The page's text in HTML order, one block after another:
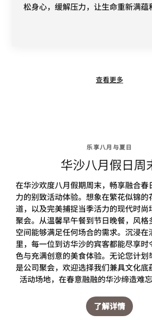
松身心，缓解压力，让生命重新满蕴
查看更多
乐享八月与夏日
华沙八月假日周
在华沙欢度八月假期周末，畅享融合春
力的别致活动体验。想象在繁花似锦的
道，以及完美捕捉当季活力的现代时尚
聚会。从温馨早午餐到节日晚餐，风格
空间能够满足任何场合的需求。沉浸在
里，每一位到访华沙的宾客都能尽享时
色与充满创意的美食体验。无论您计划
是公司聚会，欢迎选择我们兼具文化底
活动场地，在春意融融的华沙缔造难忘
了解详情